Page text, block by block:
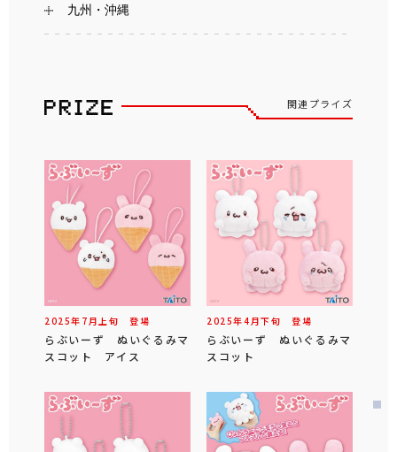
九州・沖縄
関連プライズ
2025年 7 月 上旬 登場
らぶいーず ぬいぐるみマ
スコット アイス
2025年4 月下旬 登場
らぶいーず ぬいぐるみマ
スコット